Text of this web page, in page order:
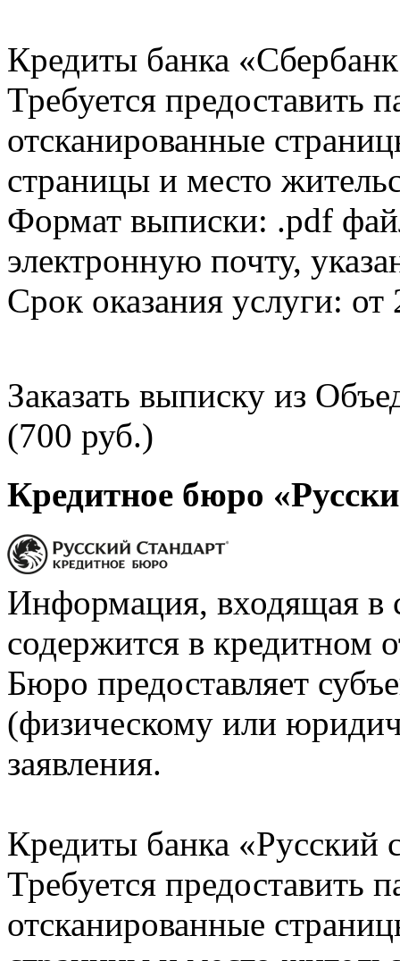
Кредиты банка
Требуется предоставить
отсканированные
страницы и место
Формат выписки: .pdf
электронную почту,
Срок оказания услуги: от
Заказать выписку из
(700 руб.)
Кредитное бюро
Информация, входящая в
содержится в кредитном
Бюро предоставляет
(физическому или
заявления.
Кредиты банка «Русский
Требуется предоставить
отсканированные